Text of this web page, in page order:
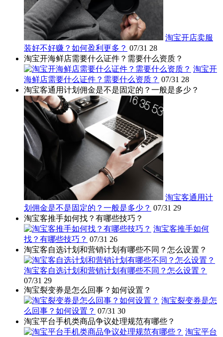
淘宝开店卖服
装好不好赚？如何盈利更多？ 07/31 28
淘宝开海鲜店需要什么证件？需要什么资质？
淘宝开
海鲜店需要什么证件？需要什么资质？ 07/31 28
淘宝客通用计划佣金是不是固定的？一般是多少？
淘宝客通用计
划佣金是不是固定的？一般是多少？ 07/31 29
淘宝客推手如何找？有哪些技巧？
淘宝客推手如何
找？有哪些技巧？ 07/31 26
淘宝客自选计划和营销计划有哪些不同？怎么设置？
淘宝客自选计划和营销计划有哪些不同？怎么设置？
07/31 29
淘宝裂变券是怎么回事？如何设置？
淘宝裂变券是怎
么回事？如何设置？ 07/31 30
淘宝平台手机类商品争议处理规范有哪些？
淘宝平台